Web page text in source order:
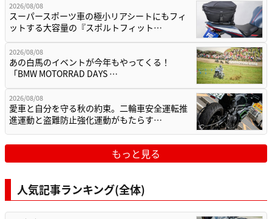
2026/08/08
スーパースポーツ車の極小リアシートにもフィ
ットする大容量の『スポルトフィット…
2026/08/08
あの白馬のイベントが今年もやってくる！
「BMW MOTORRAD DAYS …
2026/08/08
愛車と自分を守る秋の約束。二輪車安全運転推
進運動と盗難防止強化運動がもたらす…
もっと見る
人気記事ランキング(全体)